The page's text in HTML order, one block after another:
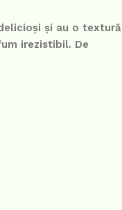
și au o textură
irezistibil. De